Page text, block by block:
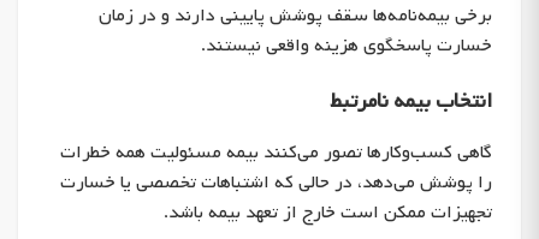
برخی بیمه‌نامه‌ها سقف پوشش پایینی دارند و در زمان
خسارت پاسخگوی هزینه واقعی نیستند.
انتخاب بیمه نامرتبط
گاهی کسب‌وکارها تصور می‌کنند بیمه مسئولیت همه خطرات
را پوشش می‌دهد، در حالی که اشتباهات تخصصی یا خسارت
تجهیزات ممکن است خارج از تعهد بیمه باشد.